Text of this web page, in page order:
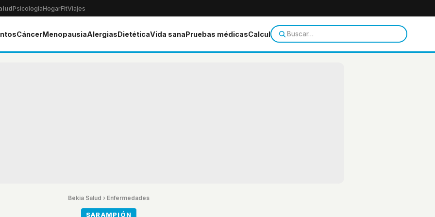
PsicologíaHogarFitViajes
CáncerMenopausiaAlergiasDietéticaVida sanaPruebas médicasCalculadorasTemas de salud
Bekia Salud › Enfermedades
SARAMPIÓN